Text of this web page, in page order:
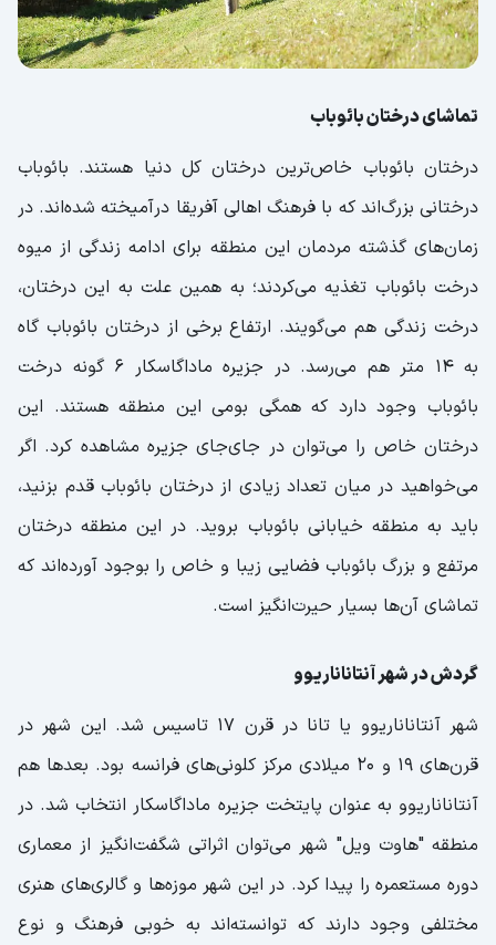
تماشای درختان بائوباب‌
درختان بائوباب خاص‌ترین درختان کل دنیا هستند. بائوباب
درختانی بزرگ‌اند که با فرهنگ اهالی آفریقا درآمیخته شده‌اند. در
زمان‌های گذشته مردمان این منطقه برای ادامه زندگی از میوه
درخت بائوباب تغذیه می‌کردند؛ به همین علت به این درختان،
درخت زندگی هم می‌گویند. ارتفاع برخی از درختان بائوباب گاه
به 14 متر هم می‌رسد. در جزیره ماداگاسکار 6 گونه درخت
بائوباب وجود دارد که همگی بومی این منطقه هستند. این
درختان خاص را می‌توان در جای‌جای جزیره مشاهده کرد. اگر
می‌خواهید در میان تعداد زیادی از درختان بائوباب قدم بزنید،
باید به منطقه خیابانی بائوباب بروید. در این منطقه درختان
مرتفع و بزرگ بائوباب فضایی زیبا و خاص را بوجود آورده‌اند که
تماشای آن‌ها بسیار حیرت‌انگیز است.
گردش در شهر آنتاناناریوو
شهر آنتاناناریوو یا تانا در قرن 17 تاسیس شد. این شهر در
قرن‌های 19 و 20 میلادی مرکز کلونی‌های فرانسه بود. بعدها هم
آنتاناناریوو به عنوان پایتخت جزیره ماداگاسکار انتخاب شد. در
منطقه "هاوت ویل" شهر می‌توان اثراتی شگفت‌انگیز از معماری
دوره مستعمره را پیدا کرد. در این شهر موزه‌ها و گالری‌های هنری
مختلفی وجود دارند که توانسته‌اند به خوبی فرهنگ و نوع